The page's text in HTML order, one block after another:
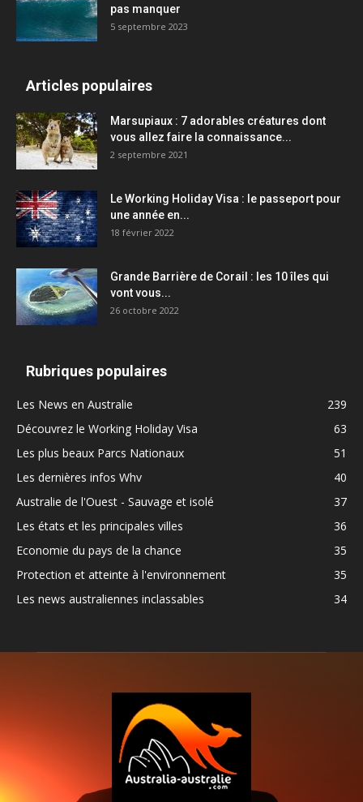
pas manquer
5 septembre 2023
Articles populaires
Marsupiaux : 7 adorables créatures dont
vous allez faire la connaissance...
2 septembre 2021
Le Working Holiday Visa : le passeport pour
une année en...
18 février 2022
Grande Barrière de Corail : les 10 îles qui
vont vous...
26 octobre 2022
Rubriques populaires
Les News en Australie
239
Découvrez le Working Holiday Visa
63
Les plus beaux Parcs Nationaux
51
Les dernières infos Whv
40
Australie de l'Ouest - Sauvage et isolé
37
Les états et les principales villes
36
Economie du pays de la chance
35
Protection et atteinte à l'environnement
35
Les news australiennes inclassables
34